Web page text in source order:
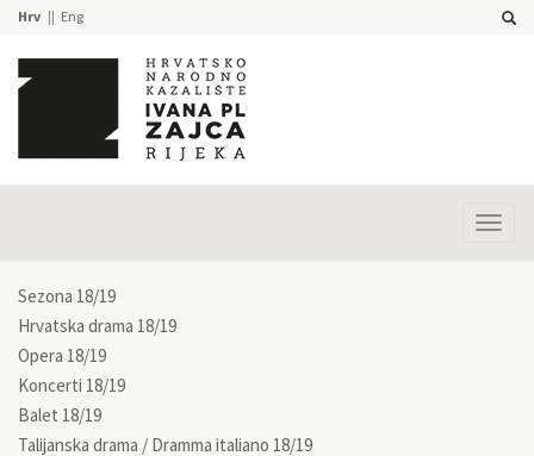
Hrv Eng
Sezona 18/19
Hrvatska drama 18/19
Opera 18/19
Koncerti 18/19
Balet 18/19
Talijanska drama / Dramma italiano 18/19